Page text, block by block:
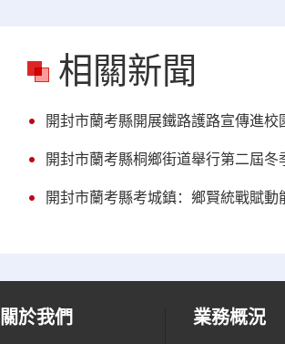
相關新聞
開封市蘭考縣開展鐵路護路宣傳進校
開封市蘭考縣桐鄉街道舉行第二屆冬
開封市蘭考縣考城鎮：鄉賢統戰賦動
關於我們 業務概況